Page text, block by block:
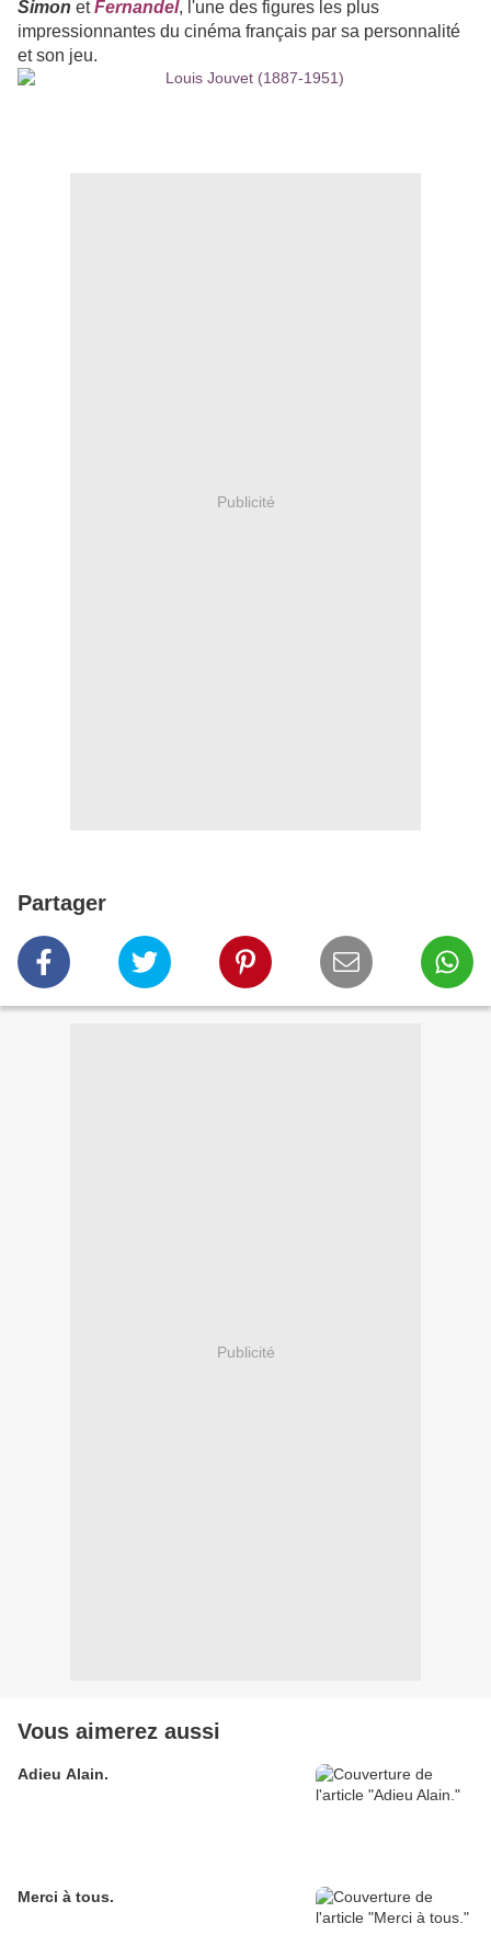
Simon etFernandel, l'une des figures les plus
impressionnantes du cinéma français par sa personnalité
et son jeu.
Publicité
Partager
Publicité
Vous aimerez aussi
Adieu Alain.
Merci à tous.